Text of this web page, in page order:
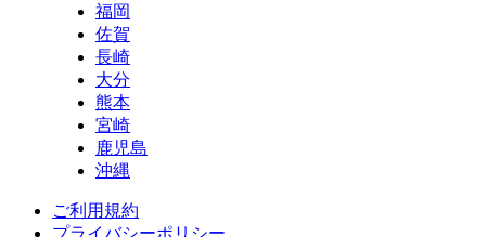
福岡
佐賀
長崎
大分
熊本
宮崎
鹿児島
沖縄
ご利用規約
プライバシーポリシー